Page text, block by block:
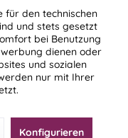
für den technischen
und stets gesetzt
bei Benutzung
dienen oder
und sozialen
nur mit Ihrer
Konfigurieren